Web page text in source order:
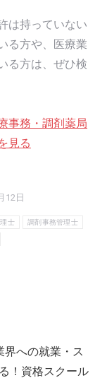
は持っていない
る方や、医療業
る方は、ぜひ検
事務・調剤薬局
見る
12日
士 調剤事務管理士
界への就業・ス
！資格スクール